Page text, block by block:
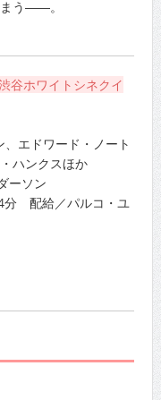
う――。
谷ホワイトシネクイ
、エドワード・ノート
ハンクスほか
ーソン
分 配給／パルコ・ユ